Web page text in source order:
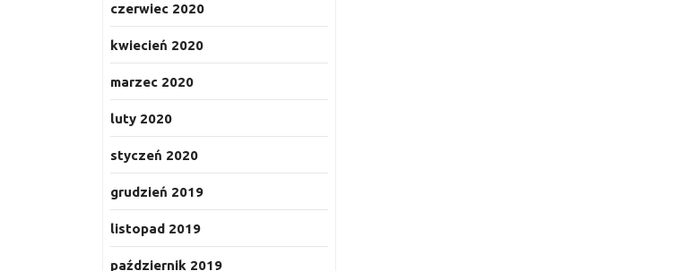
czerwiec 2020
kwiecień 2020
marzec 2020
luty 2020
styczeń 2020
grudzień 2019
listopad 2019
październik 2019